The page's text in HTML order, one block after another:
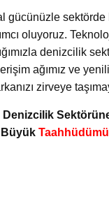
gücünüzle sektörde
oluyoruz.
denizcilik
ağımız ve
zirveye
Denizcilik
Büyük